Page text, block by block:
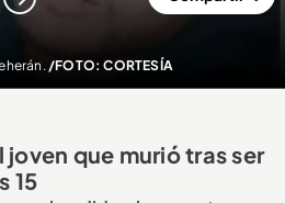
/FOTO: CORTESÍA
joven que murió tras ser
15